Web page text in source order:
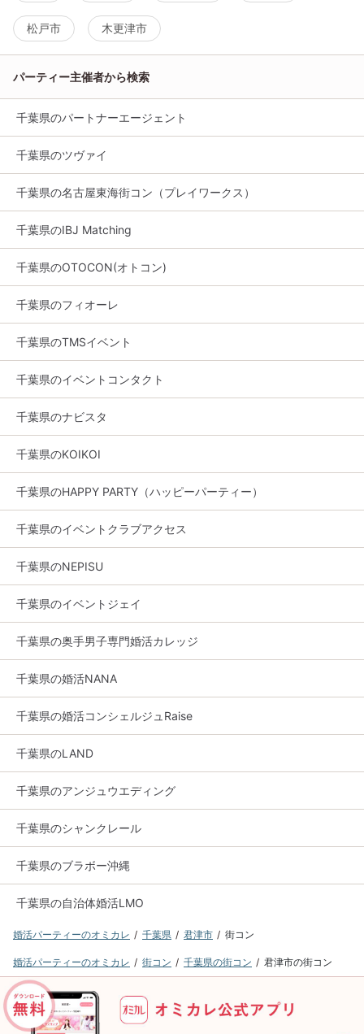
松戸市 木更津市
パーティー主催者から検索
千葉県のパートナーエージェント
千葉県のツヴァイ
千葉県の名古屋東海街コン（プレイワークス）
千葉県のIBJ Matching
千葉県のOTOCON(オトコン)
千葉県のフィオーレ
千葉県のTMSイベント
千葉県のイベントコンタクト
千葉県のナビスタ
千葉県のKOIKOI
千葉県のHAPPY PARTY（ハッピーパーティー）
千葉県のイベントクラブアクセス
千葉県のNEPISU
千葉県のイベントジェイ
千葉県の奥手男子専門婚活カレッジ
千葉県の婚活NANA
千葉県の婚活コンシェルジュRaise
千葉県のLAND
千葉県のアンジュウエディング
千葉県のシャンクレール
千葉県のブラボー沖縄
千葉県の自治体婚活LMO
婚活パーティーのオミカレ 千葉県 君津市 街コン
婚活パーティーのオミカレ 街コン 千葉県の街コン 君津市の街コン